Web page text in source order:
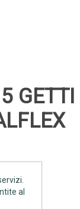
GETTI
al